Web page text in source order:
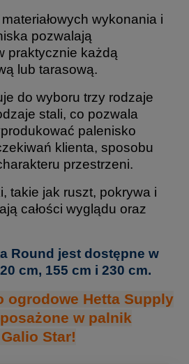
wykonania i
pozwalają
praktycznie każdą
lub tarasową.
do wyboru trzy rodzaje
stali, co pozwala
palenisko
klienta, sposobu
przestrzeni.
takie jak ruszt, pokrywa i
całości wyglądu oraz
Round jest dostępne w
cm, 155 cm i 230 cm.
ogrodowe Hetta Supply
w palnik
Star!